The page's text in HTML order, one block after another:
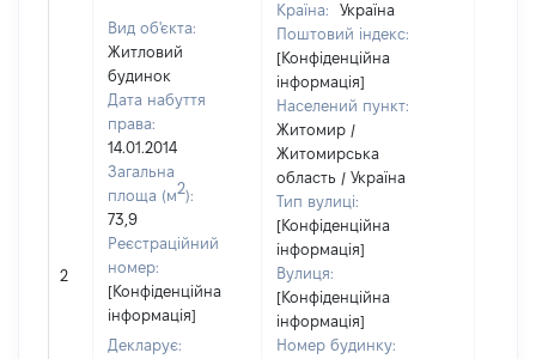
2
Вид об'єкта:
Житловий
будинок
Дата набуття
права:
14.01.2014
Загальна
площа (м2):
73,9
Реєстраційний
номер:
[Конфіденційна
інформація]
Декларує:
Країна:
Україна
Поштовий індекс:
[Конфіденційна
інформація]
Населений пункт:
Житомир /
Житомирська
область / Україна
Тип вулиці:
[Конфіденційна
інформація]
Вулиця:
[Конфіденційна
інформація]
Номер будинку: